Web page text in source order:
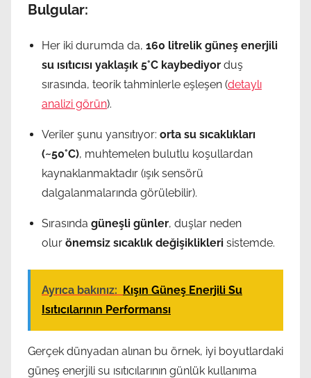
Bulgular:
Her iki durumda da, 160 litrelik güneş enerjili
su ısıtıcısı yaklaşık 5°C kaybediyor duş
sırasında, teorik tahminlerle eşleşen (detaylı
analizi görün).
Veriler şunu yansıtıyor: orta su sıcaklıkları
(~50°C), muhtemelen bulutlu koşullardan
kaynaklanmaktadır (ışık sensörü
dalgalanmalarında görülebilir).
Sırasında güneşli günler, duşlar neden
olur önemsiz sıcaklık değişiklikleri sistemde.
Ayrıca bakınız: Kışın Güneş Enerjili Su
Isıtıcılarının Performansı
Gerçek dünyadan alınan bu örnek, iyi boyutlardaki
güneş enerjili su ısıtıcılarının günlük kullanıma